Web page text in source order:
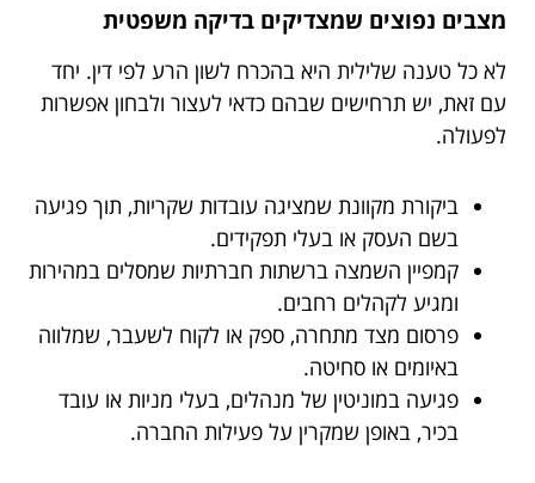
מצבים נפוצים שמצדיקים בדיקה משפטית
לא כל טענה שלילית היא בהכרח לשון הרע לפי דין. יחד
עם זאת, יש תרחישים שבהם כדאי לעצור ולבחון אפשרות
לפעולה.
ביקורת מקוונת שמציגה עובדות שקריות, תוך פגיעה
בשם העסק או בעלי תפקידים.
קמפיין השמצה ברשתות חברתיות שמסלים במהירות
ומגיע לקהלים רחבים.
פרסום מצד מתחרה, ספק או לקוח לשעבר, שמלווה
באיומים או סחיטה.
פגיעה במוניטין של מנהלים, בעלי מניות או עובד
בכיר, באופן שמקרין על פעילות החברה.